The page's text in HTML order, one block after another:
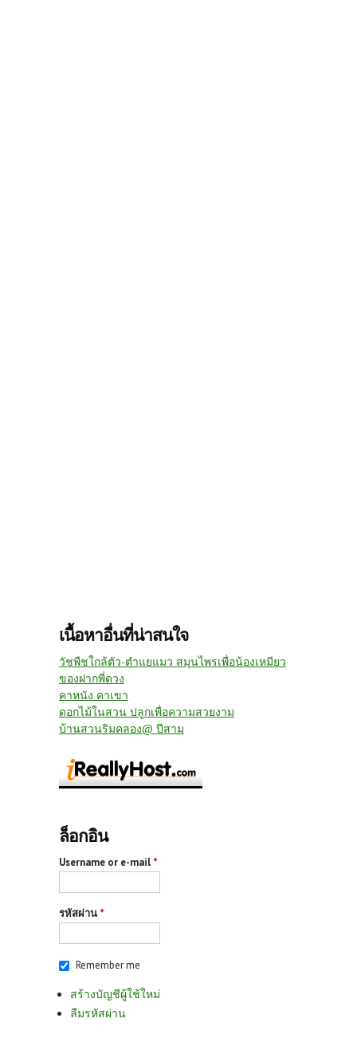
เนื้อหาอื่นที่น่าสนใจ
วัชพืชใกล้ตัว-ตำแยแมว สมุนไพรเพื่อน้องเหมียว
ของฝากพี่ดวง
คาหนัง คาเขา
ดอกไม้ในสวน ปลูกเพื่อความสวยงาม
บ้านสวนริมคลอง@ ปีสาม
ล็อกอิน
Username or e-mail *
รหัสผ่าน *
Remember me
สร้างบัญชีผู้ใช้ใหม่
ลืมรหัสผ่าน